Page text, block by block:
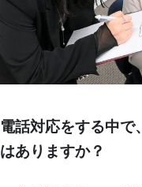
電話対応をする中で
はありますか？